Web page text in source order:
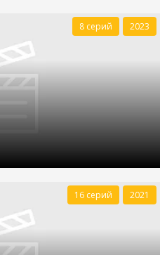
8 серий 2023
16 серий 2021